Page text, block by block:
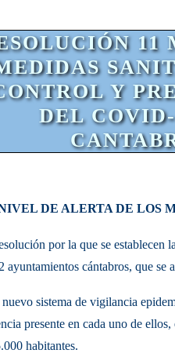
11
Y
DEL
DE ALERTA DE LOS
por la que se establecen
cántabros, que se
sistema de vigilancia
presente en cada uno de
habitantes.